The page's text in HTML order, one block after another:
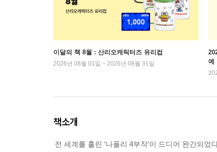
이달의 책 8월 : 산리오캐릭터즈 유리컵
2026년 08월 01일 ~ 2026년 08월 31일
예
책소개
전 세계를 홀린 ‘나폴리 4부작’이 드디어 완간되